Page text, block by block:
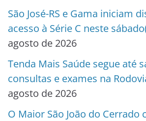
São José-RS e Gama iniciam
acesso à Série C neste
agosto de 2026
Tenda Mais Saúde segue até
consultas e exames na
agosto de 2026
O Maior São João do Cerrado